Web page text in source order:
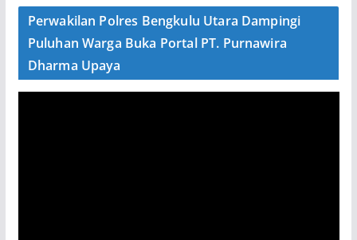
Perwakilan Polres Bengkulu Utara Dampingi
Puluhan Warga Buka Portal PT. Purnawira
Dharma Upaya